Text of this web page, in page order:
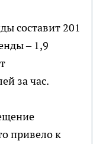
составит 201
– 1,9
за час.
привело к